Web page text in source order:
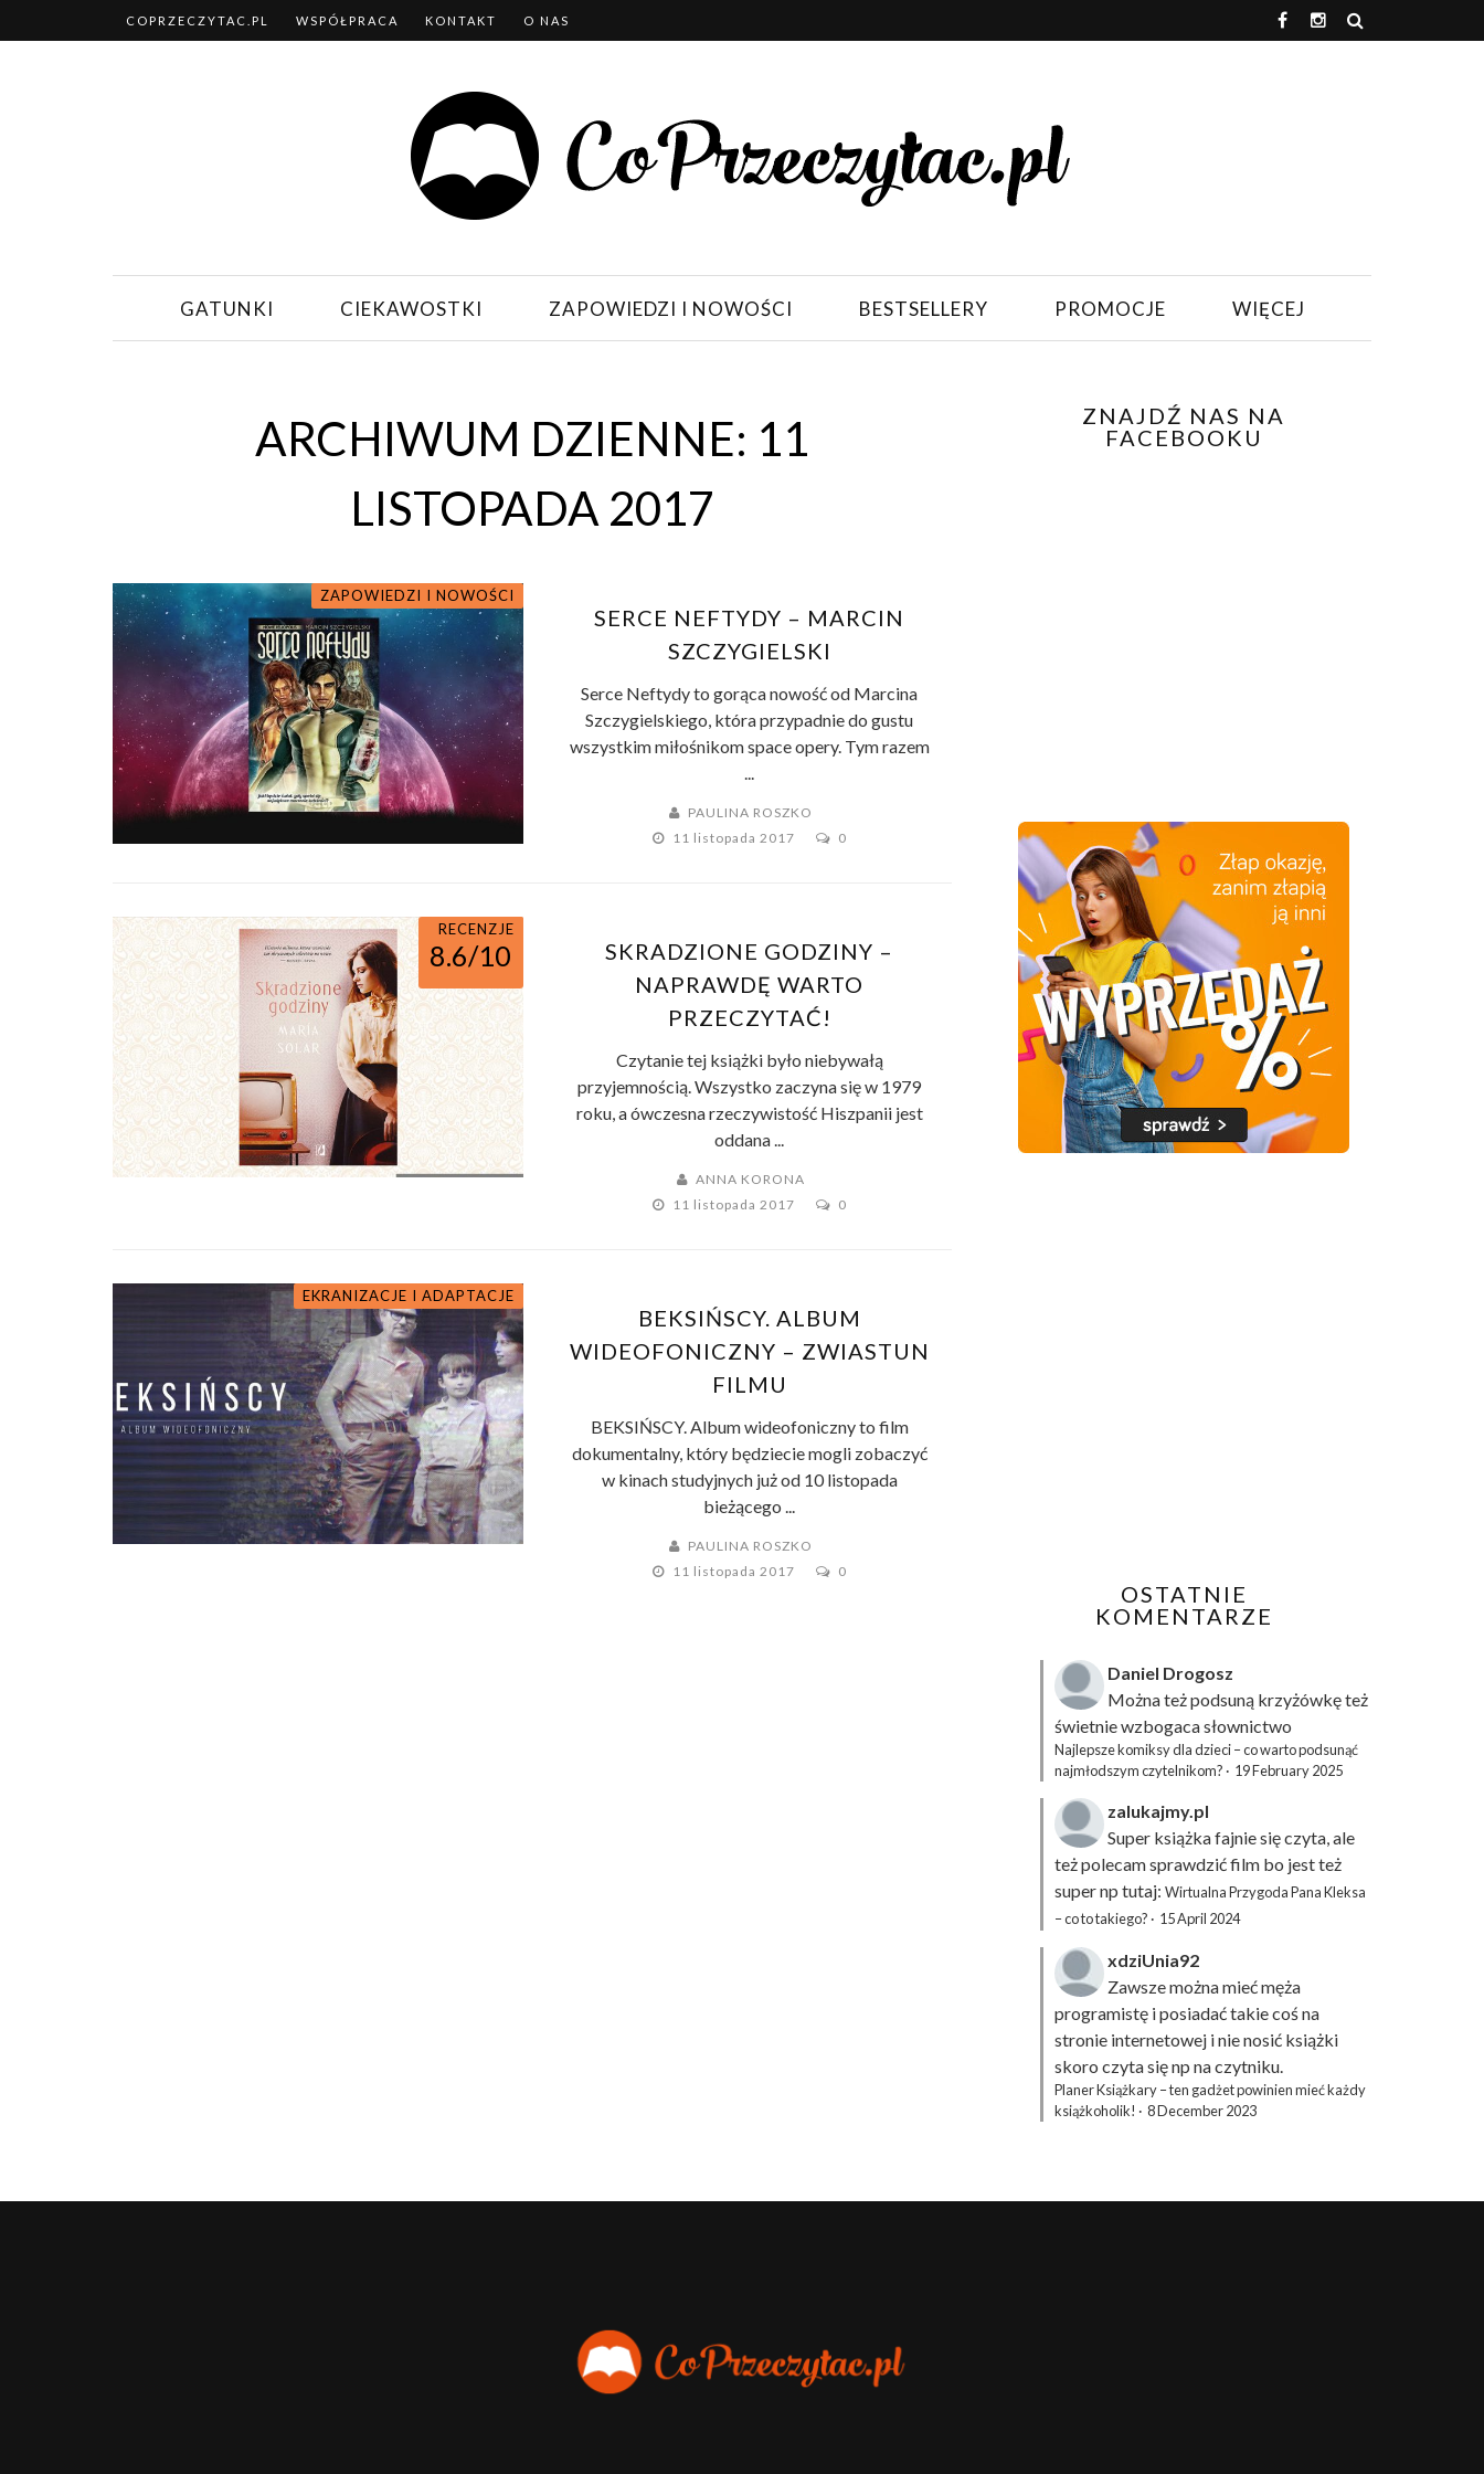
COPRZECZYTAC.PL WSPÓŁPRACA KONTAKT O NAS
GATUNKI CIEKAWOSTKI ZAPOWIEDZI I NOWOŚCI BESTSELLERY PROMOCJE WIĘCEJ
ARCHIWUM DZIENNE: 11
LISTOPADA 2017
ZAPOWIEDZI I NOWOŚCI
SERCE NEFTYDY – MARCIN
SZCZYGIELSKI
Serce Neftydy to gorąca nowość od Marcina
Szczygielskiego, która przypadnie do gustu
wszystkim miłośnikom space opery. Tym razem
...
PAULINA ROSZKO
11 listopada 2017
0
RECENZJE
8.6/10
SKRADZIONE GODZINY –
NAPRAWDĘ WARTO
PRZECZYTAĆ!
Czytanie tej książki było niebywałą
przyjemnością. Wszystko zaczyna się w 1979
roku, a ówczesna rzeczywistość Hiszpanii jest
oddana ...
ANNA KORONA
11 listopada 2017
0
EKRANIZACJE I ADAPTACJE
BEKSIŃSCY. ALBUM
WIDEOFONICZNY – ZWIASTUN
FILMU
BEKSIŃSCY. Album wideofoniczny to film
dokumentalny, który będziecie mogli zobaczyć
w kinach studyjnych już od 10 listopada
bieżącego ...
PAULINA ROSZKO
11 listopada 2017
0
ZNAJDŹ NAS NA
FACEBOOKU
OSTATNIE
KOMENTARZE
Daniel Drogosz
Można też podsuną krzyżówkęteż
świetnie wzbogaca słownictwo
Najlepsze komiksy dla dzieci – co warto podsunąć
najmłodszym czytelnikom? · 19 February 2025
zalukajmy.pl
Super książka fajnie się czyta, ale
też polecam sprawdzić film bo jest też
super np tutaj: Wirtualna Przygoda Pana Kleksa
– co to takiego? · 15 April 2024
xdziUnia92
Zawsze można mieć męża
programistę i posiadać takie coś na
stronie internetowej i nie nosić książki
skoro czyta się np na czytniku.
Planer Książkary – ten gadżet powinien mieć każdy
książkoholik! · 8 December 2023